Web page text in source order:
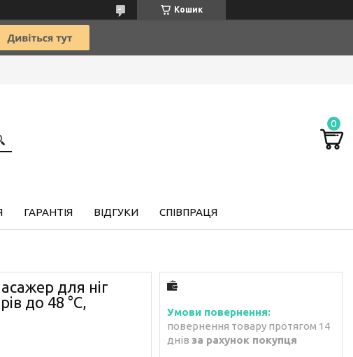
Кошик
ГАРАНТІЯ ВІДГУКИ СПІВПРАЦЯ
для ніг
до 48 °C,
повернення товару протягом 14
днів за рахунок покупця